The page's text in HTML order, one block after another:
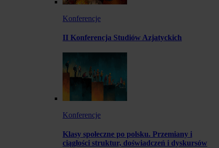
Konferencje
II Konferencja Studiów Azjatyckich
Konferencje
Klasy społeczne po polsku. Przemiany i
ciągłości struktur, doświadczeń i dyskursów